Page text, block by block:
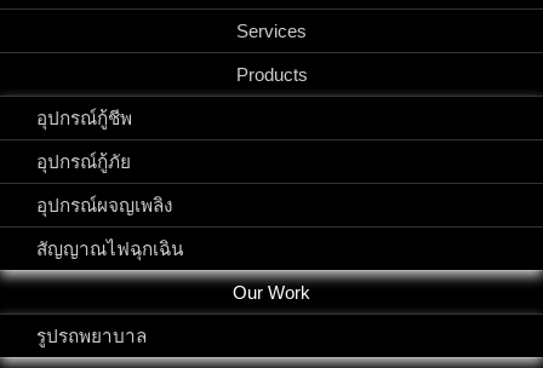
Services
Products
อุปกรณ์กู้ชีพ
อุปกรณ์กู้ภัย
อุปกรณ์ผจญเพลิง
สัญญาณไฟฉุกเฉิน
Our Work
รูปรถพยาบาล